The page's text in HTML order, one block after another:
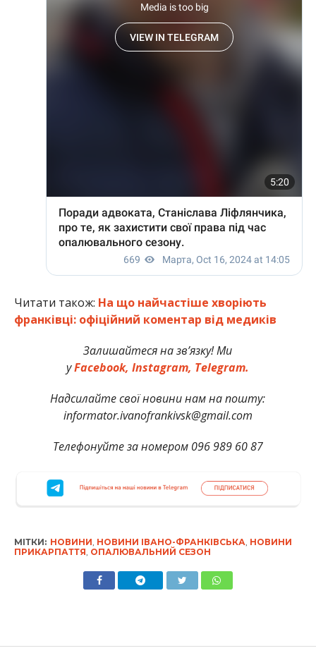
Читати також: На що найчастіше хворіють
франківці: офіційний коментар від медиків
Залишайтеся на зв’язку! Ми
уFacebook, Instagram, Telegram.
Надсилайте свої новини нам на пошту:
informator.ivanofrankivsk@gmail.com
Телефонуйте за номером 096 989 60 87
МІТКИ: НОВИНИ НОВИНИ ІВАНО-ФРАНКІВСЬКА НОВИНИ
ПРИКАРПАТТЯ ОПАЛЮВАЛЬНИЙ СЕЗОН